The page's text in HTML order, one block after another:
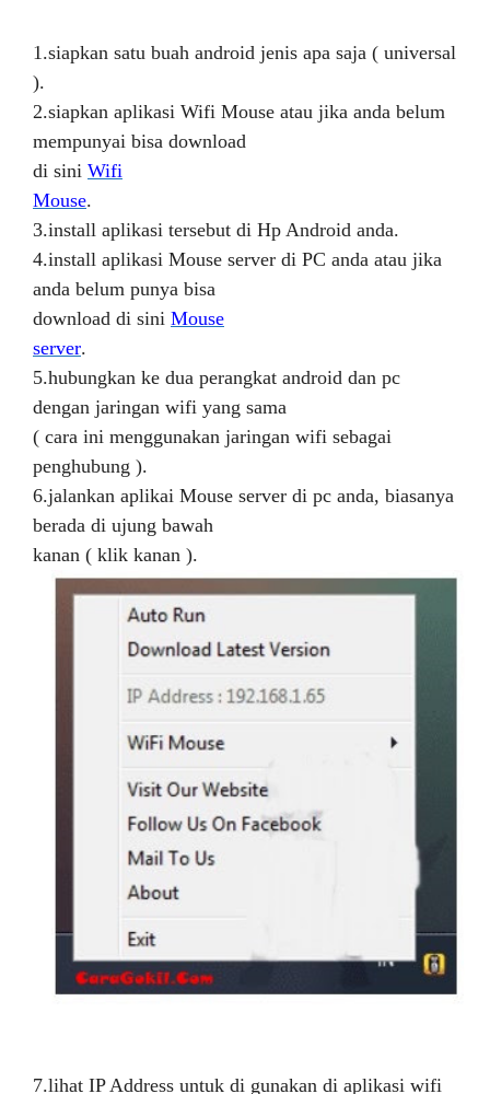
1.siapkan satu buah android jenis apa saja ( universal
).
2.siapkan aplikasi Wifi Mouse atau jika anda belum
mempunyai bisa download
di sini Wifi
Mouse.
3.install aplikasi tersebut di Hp Android anda.
4.install aplikasi Mouse server di PC anda atau jika
anda belum punya bisa
download di sini Mouse
server.
5.hubungkan ke dua perangkat android dan pc
dengan jaringan wifi yang sama
( cara ini menggunakan jaringan wifi sebagai
penghubung ).
6.jalankan aplikai Mouse server di pc anda, biasanya
berada di ujung bawah
kanan ( klik kanan ).
7.lihat IP Address untuk di gunakan di aplikasi wifi